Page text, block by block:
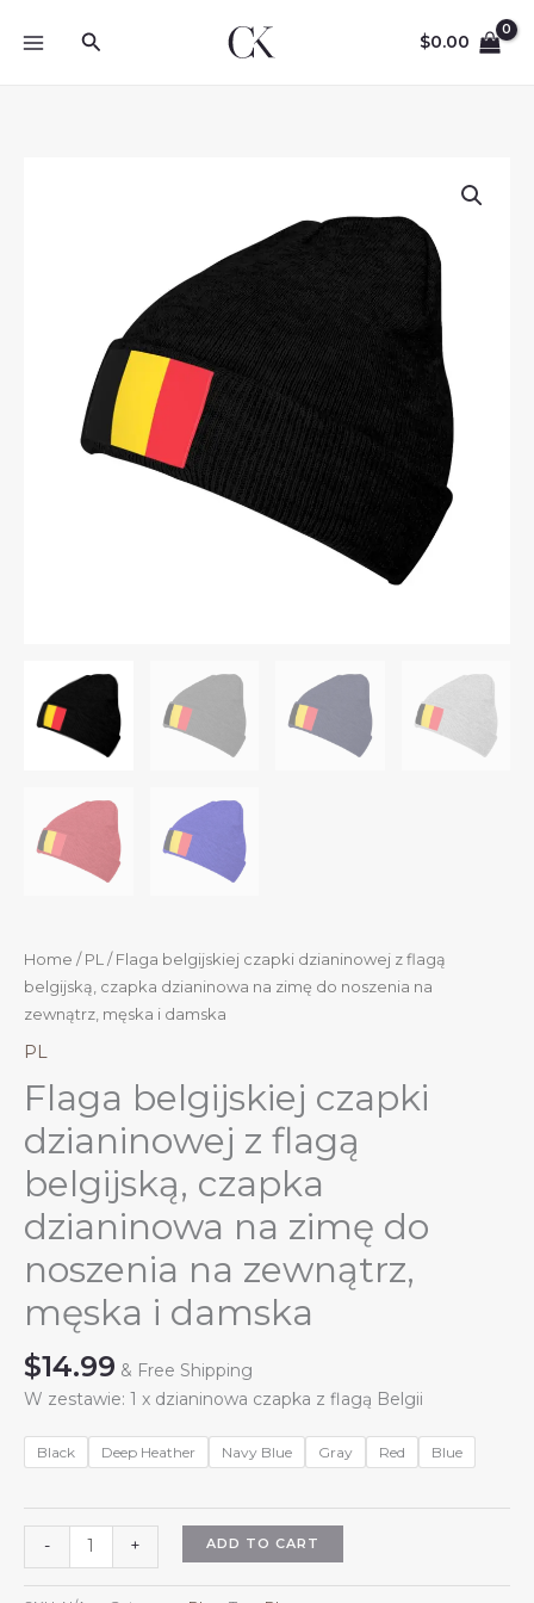
Search $0.00
Home / PL / Flaga belgijskiej czapki dzianinowej z flagą
belgijską, czapka dzianinowa na zimę do noszenia na
zewnątrz, męska i damska
PL
Flaga belgijskiej czapki
dzianinowej z flagą
belgijską, czapka
dzianinowa na zimę do
noszenia na zewnątrz,
męska i damska
$14.99 & Free Shipping
W zestawie: 1 x dzianinowa czapka z flagą Belgii
Black Deep Heather Navy Blue Gray Red Blue
-
belgijskiej
czapki
+ ADD TO CART